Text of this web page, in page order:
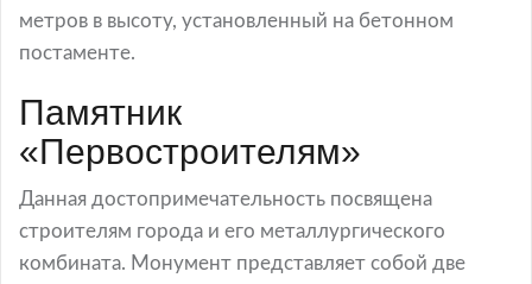
метров в высоту, установленный на бетонном
постаменте.
Памятник
«Первостроителям»
Данная достопримечательность посвящена
строителям города и его металлургического
комбината. Монумент представляет собой две